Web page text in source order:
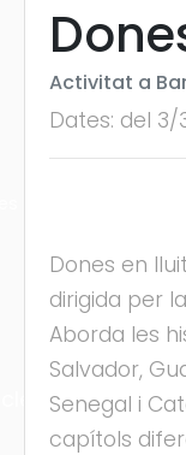
Activitat a
Dates: del
Dones en
dirigida per
Aborda les
Salvador,
Senegal i
capítols